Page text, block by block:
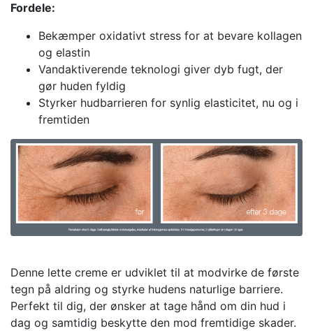
Fordele:
Bekæmper oxidativt stress for at bevare kollagen
og elastin
Vandaktiverende teknologi giver dyb fugt, der
gør huden fyldig
Styrker hudbarrieren for synlig elasticitet, nu og i
fremtiden
Denne lette creme er udviklet til at modvirke de første
tegn på aldring og styrke hudens naturlige barriere.
Perfekt til dig, der ønsker at tage hånd om din hud i
dag og samtidig beskytte den mod fremtidige skader.